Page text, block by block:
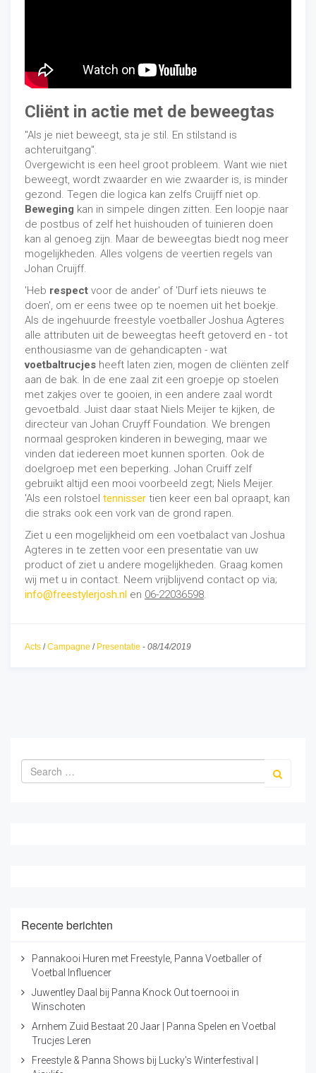
Cliënt in actie met de beweegtas
"Als je niet beweegt, sta je stil. En stilstand is
achteruitgang".
Overgewicht is een heel groot probleem. Want wie niet
beweegt, wordt zwaarder en wie zwaarder is, is minder
gezond. Tegen die logica kan zelfs Cruijff niet op.
Beweging kan in simpele dingen zitten. Een loopje naar
de postbus of zelf het huishouden of tuinieren doen
kan al genoeg zijn. Maar de beweegtas biedt nog meer
mogelijkheden. Alles volgens de veertien regels van
Johan Cruijff.
'Heb respect voor de ander' of 'Durf iets nieuws te
doen', om er eens twee op te noemen uit het boekje.
Als de ingehuurde freestyle voetballer Joshua Agteres
alle attributen uit de beweegtas heeft getoverd en - tot
enthousiasme van de gehandicapten - wat
voetbaltrucjes heeft laten zien, mogen de cliënten zelf
aan de bak. In de ene zaal zit een groepje op stoelen
met zakjes over te gooien, in een andere zaal wordt
gevoetbald. Juist daar staat Niels Meijer te kijken, de
directeur van Johan Cruyff Foundation. We brengen
normaal gesproken kinderen in beweging, maar we
vinden dat iedereen moet kunnen sporten. Ook de
doelgroep met een beperking. Johan Cruiff zelf
gebruikt altijd een mooi voorbeeld zegt; Niels Meijer.
'Als een rolstoel tennisser tien keer een bal opraapt, kan
die straks ook een vork van de grond rapen.
Ziet u een mogelijkheid om een voetbalact van Joshua
Agteres in te zetten voor een presentatie van uw
product of ziet u andere mogelijkheden. Graag komen
wij met u in contact. Neem vrijblijvend contact op via;
info@freestylerjosh.nl en 06-22036598
Acts /Campagne / Presentatie - 08/14/2019
Recente berichten
Pannakooi Huren met Freestyle, Panna Voetballer of
Voetbal Influencer
Juwentley Daal bij Panna Knock Out toernooi in
Winschoten
Arnhem Zuid Bestaat 20 Jaar | Panna Spelen en Voetbal
Trucjes Leren
Freestyle & Panna Shows bij Lucky's Winterfestival |